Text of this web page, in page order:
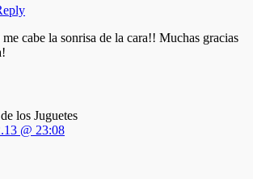
cabe la sonrisa de la cara!! Muchas gracias
los Juguetes
@ 23:08